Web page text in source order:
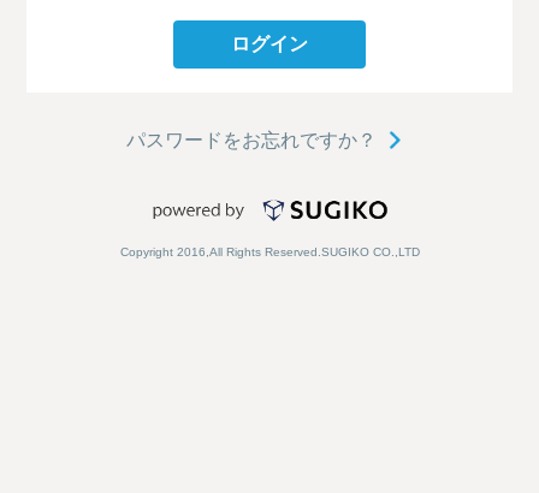
ログイン
パスワードをお忘れですか？
Copyright 2016,All Rights Reserved.SUGIKO CO.,LTD